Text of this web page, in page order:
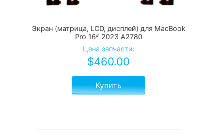
Экран (матрица, LCD, дисплей) для MacBook
Pro 16ᐥ 2023 А2780
Цена запчасти:
$460.00
Купить